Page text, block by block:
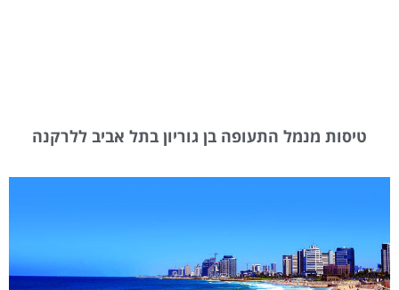
טיסות מנמל התעופה בן גוריון בתל אביב ללרקנה